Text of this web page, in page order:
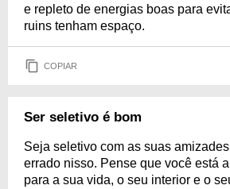
e repleto de energias boas para
ruins tenham espaço.
COPIAR
Ser seletivo é bom
Seja seletivo com as suas
errado nisso. Pense que você está
para a sua vida, o seu interior e o